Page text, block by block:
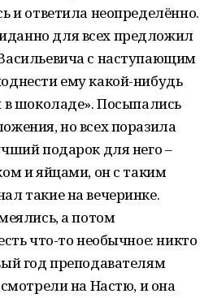
и ответила неопределённо.
для всех предложил
с наступающим
ему какой-нибудь
в шоколаде». Посыпались
но всех поразила
подарок для него –
и яйцами, он с таким
такие на вечеринке.
а потом
что-то необычное: никто
год преподавателям
на Настю, и она